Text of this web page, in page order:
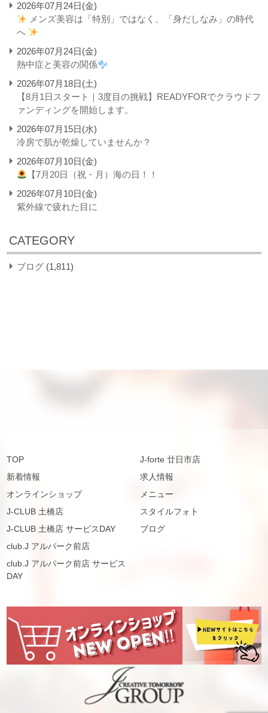
2026年07月24日(金)
メンズ美容は「特別」ではなく、「身だしなみ」の時代
へ
2026年07月24日(金)
熱中症と美容の関係
2026年07月18日(土)
【8月1日スタート｜3度目の挑戦】READYFORでクラウドフ
ァンディングを開始します。
2026年07月15日(水)
冷房で肌が乾燥していませんか？
2026年07月10日(金)
【7月20日（祝・月）海の日！！
2026年07月10日(金)
紫外線で疲れた目に
CATEGORY
ブログ (1,811)
TOP
新着情報
オンラインショップ
J-CLUB 土橋店
J-CLUB 土橋店 サービスDAY
club.J アルパーク前店
club.J アルパーク前店 サービス
DAY
J-forte 廿日市店
求人情報
メニュー
スタイルフォト
ブログ